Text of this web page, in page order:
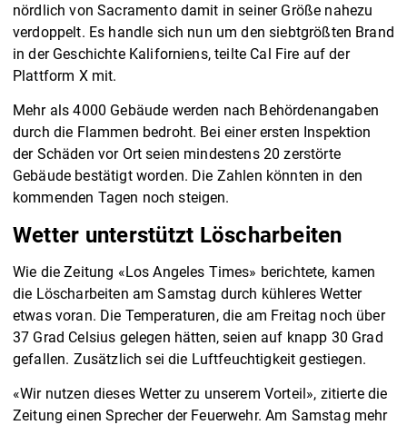
nördlich von Sacramento damit in seiner Größe nahezu
verdoppelt. Es handle sich nun um den siebtgrößten Brand
in der Geschichte Kaliforniens, teilte Cal Fire auf der
Plattform X mit.
Mehr als 4000 Gebäude werden nach Behördenangaben
durch die Flammen bedroht. Bei einer ersten Inspektion
der Schäden vor Ort seien mindestens 20 zerstörte
Gebäude bestätigt worden. Die Zahlen könnten in den
kommenden Tagen noch steigen.
Wetter unterstützt Löscharbeiten
Wie die Zeitung «Los Angeles Times» berichtete, kamen
die Löscharbeiten am Samstag durch kühleres Wetter
etwas voran. Die Temperaturen, die am Freitag noch über
37 Grad Celsius gelegen hätten, seien auf knapp 30 Grad
gefallen. Zusätzlich sei die Luftfeuchtigkeit gestiegen.
«Wir nutzen dieses Wetter zu unserem Vorteil», zitierte die
Zeitung einen Sprecher der Feuerwehr. Am Samstag mehr